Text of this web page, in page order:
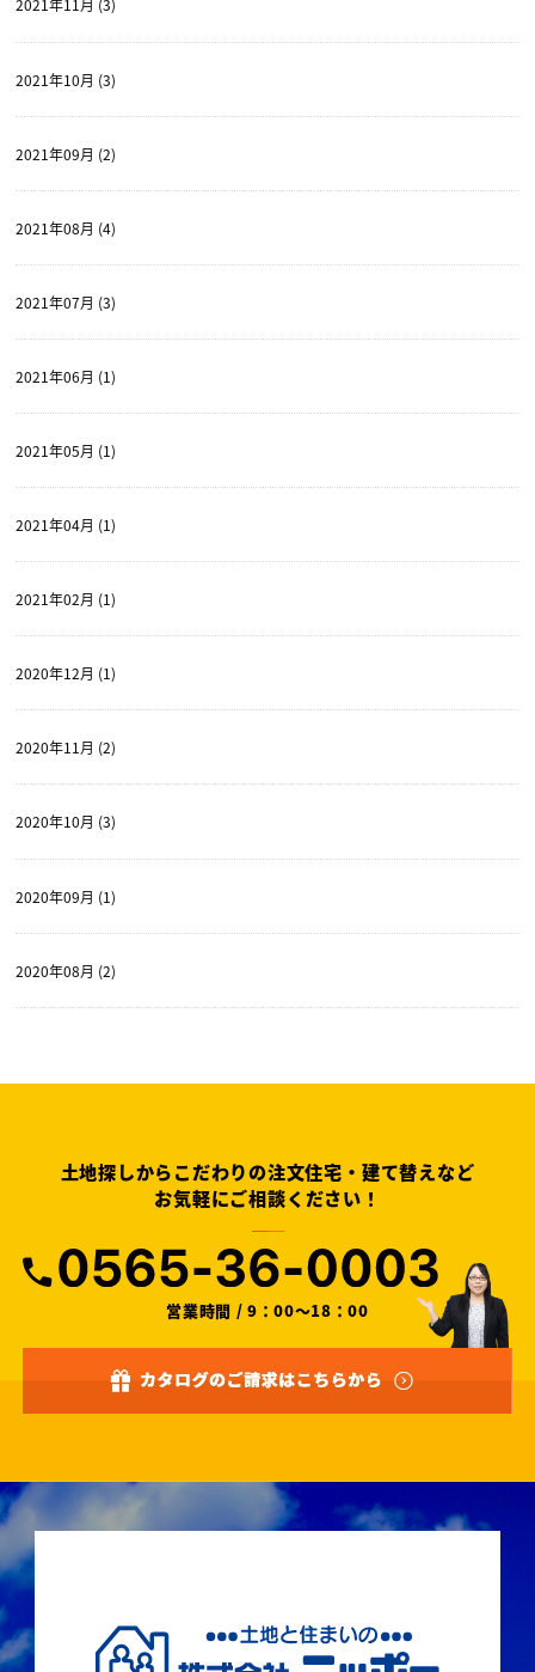
2021年11月 (3)
2021年10月 (3)
2021年09月 (2)
2021年08月 (4)
2021年07月 (3)
2021年06月 (1)
2021年05月 (1)
2021年04月 (1)
2021年02月 (1)
2020年12月 (1)
2020年11月 (2)
2020年10月 (3)
2020年09月 (1)
2020年08月 (2)
土地探しからこだわりの注文住宅・建て替えなど
お気軽にご相談ください！
営業時間 / 9：00～18：00